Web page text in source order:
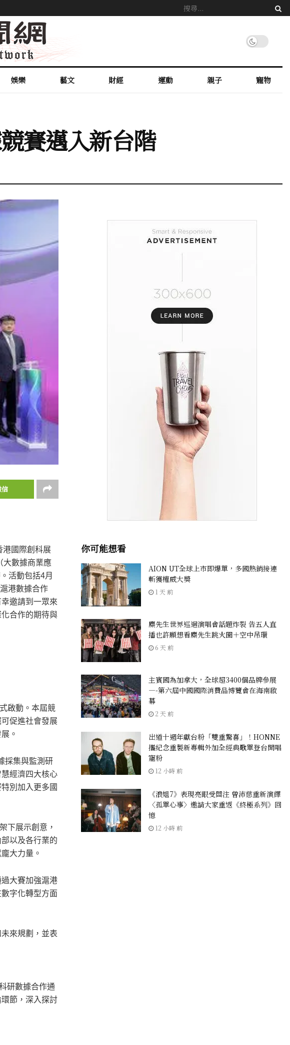
娛樂 藝文 財經 運動 親子 寵物
賽邁入新台階
港國際創科展
大數據商業應
活動包括4月
港數據合作
邀請到一眾來
合作的期待與
啟動。本屆競
促進社會發展
。
採集與監測研
經濟四大核心
別加入更多國
下展示創意，
以及各行業的
大力量。
大賽加強滬港
字化轉型方面
來規劃，並表
研數據合作通
節，深入探討
你可能想看
AION UT全球上市即爆單，多國熱銷接連
斬獲權威大獎
1 天 前
麋先生世界巡迴演唱會話題炸裂 告五人直
播也許願想看麋先生跳火圈＋空中吊環
6 天 前
主賓國為加拿大，全球超3400個品牌參展
—-第六屆中國國際消費品博覽會在海南啟
幕
2 天 前
出道十週年獻台粉「雙重驚喜」！HONNE
攜紀念重製新專輯外加全經典歌單登台開唱
寵粉
12 小時 前
《浪姐7》表現亮眼受關注 曾沛慈重新演繹
〈孤單心事〉邀請大家重返《終極系列》回
憶
12 小時 前